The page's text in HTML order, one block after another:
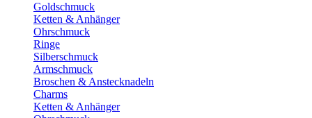
Goldschmuck
Ketten & Anhänger
Ohrschmuck
Ringe
Silberschmuck
Armschmuck
Broschen & Anstecknadeln
Charms
Ketten & Anhänger